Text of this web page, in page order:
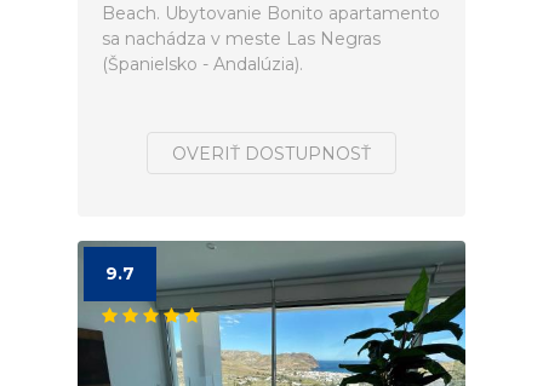
Beach. Ubytovanie Bonito apartamento
sa nachádza v meste Las Negras
(Španielsko - Andalúzia).
OVERIŤ DOSTUPNOSŤ
9.7